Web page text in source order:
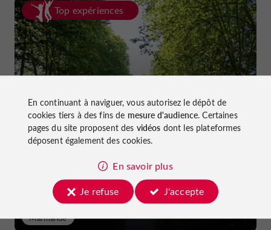
Top expériences
Faire du vélo dans le Lot-et-Garonne :
pistes cyclables et voies vertes !
Marmande
En continuant à naviguer, vous autorisez le dépôt de
cookies tiers à des fins de mesure d'audience. Certaines
pages du site proposent des vidéos dont les plateformes
déposent également des cookies.
En savoir plus
Je refuse
J'accepte